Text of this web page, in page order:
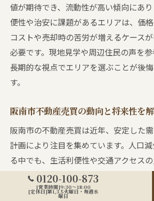
値が期待でき、流動性が高い傾向にあ
便性や治安に課題があるエリアは、価
コストや売却時の苦労が増えるケース
必要です。現地見学や周辺住民の声を参
長期的な視点でエリアを選ぶことが後
す。
阪南市不動産売買の動向と将来性を
阪南市の不動産売買は近年、安定した需
計画により注目を集めています。人口
る中でも、生活利便性や交通アクセスの
ミリー層やシニア層の移住も増加傾向
中エリアは今後も地価の安定が見込まれ
0120-100-873
[営業時間]9:30～18:00
[定休日]第1,3,5火曜日・毎週水
曜日